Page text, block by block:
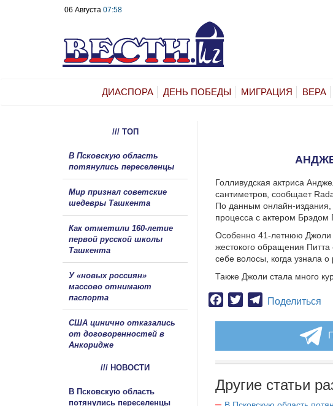
06 Августа 07:58
ДИАСПОРА ДЕНЬ ПОБЕДЫ МИГРАЦИЯ ВЕРА
Голливудская актриса
сантиметров, сообщает
По данным онлайн-издания,
процесса с актером
Особенно 41-летнюю Джоли
жестокого обращения
себе волосы, когда узнала
Также Джоли стала много
Facebook
TwitterTelegram
Поделиться
Другие статьи
/// ТОП
В Псковскую область
потянулись переселенцы
Мир признал советские
шедевры Ташкента
Как отметили 160-летие
первой русской школы
Ташкента
У «новых россиян»
массово отнимают
паспорта
США цинично отказались
от договоренностей в
Анкоридже
/// НОВОСТИ
В Псковскую область
потянулись переселенцы